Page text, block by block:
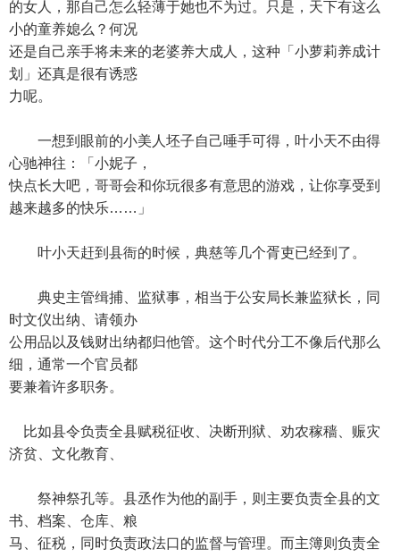
的女人，那自己怎么轻薄于她也不为过。只是，天下有这么
小的童养媳么？何况
还是自己亲手将未来的老婆养大成人，这种「小萝莉养成计
划」还真是很有诱惑
力呢。
一想到眼前的小美人坯子自己唾手可得，叶小天不由得
心驰神往：「小妮子，
快点长大吧，哥哥会和你玩很多有意思的游戏，让你享受到
越来越多的快乐……」
叶小天赶到县衙的时候，典慈等几个胥吏已经到了。
典史主管缉捕、监狱事，相当于公安局长兼监狱长，同
时文仪出纳、请领办
公用品以及钱财出纳都归他管。这个时代分工不像后代那么
细，通常一个官员都
要兼着许多职务。
比如县令负责全县赋税征收、决断刑狱、劝农稼穑、赈灾
济贫、文化教育、
祭神祭孔等。县丞作为他的副手，则主要负责全县的文
书、档案、仓库、粮
马、征税，同时负责政法口的监督与管理。而主簿则负责全